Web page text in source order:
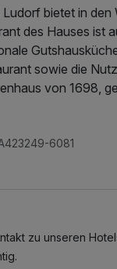
bietet in
des Hauses ist
sowie die
von 1698,
und
durch
6081
zu unseren